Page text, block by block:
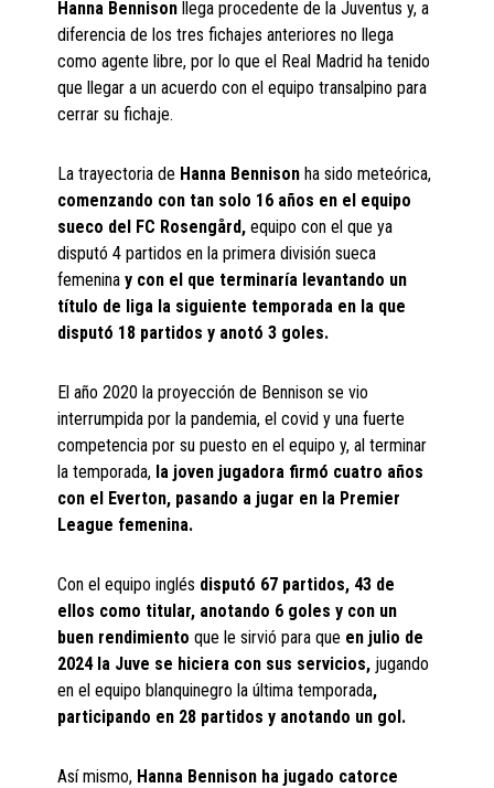
Hanna Bennisonllega procedente de la Juventus y, a
diferencia de los tres fichajes anteriores no llega
como agente libre, por lo que el Real Madrid ha tenido
que llegar a un acuerdo con el equipo transalpino para
cerrar su fichaje.
La trayectoria de Hanna Bennisonha sido meteórica,
comenzando con tan solo 16 años en el equipo
sueco del FC Rosengård,equipo con el que ya
disputó 4 partidos en la primera división sueca
femeninay con el que terminaría levantando un
título de liga la siguiente temporada en la que
disputó 18 partidos y anotó 3 goles.
El año 2020 la proyección de Bennison se vio
interrumpida por la pandemia, el covid y una fuerte
competencia por su puesto en el equipo y, al terminar
la temporada, la joven jugadora firmó cuatro años
con el Everton, pasando a jugar en la Premier
League femenina.
Con el equipo inglés disputó 67 partidos, 43 de
ellos como titular, anotando 6 goles y con un
buen rendimientoque le sirvió para que en julio de
2024 la Juve se hiciera con sus servicios, jugando
en el equipo blanquinegro la última temporada,
participando en 28 partidos y anotando un gol.
Así mismo, Hanna Bennison ha jugado catorce